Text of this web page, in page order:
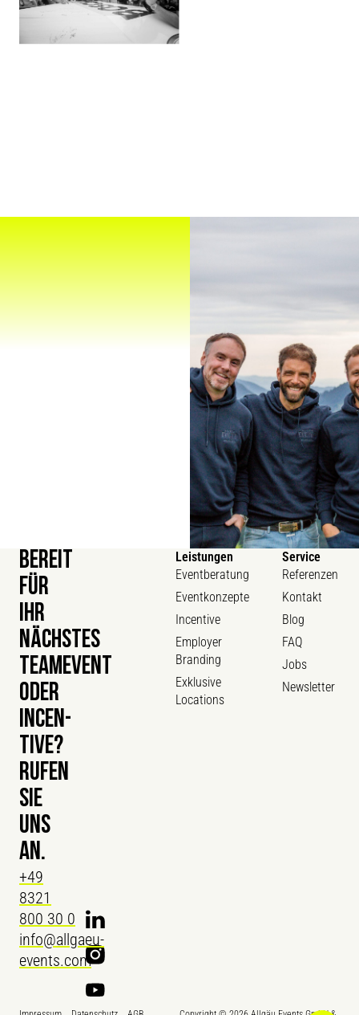
Leistungen
Eventberatung
Eventkonzepte
Incentive
Employer
Branding
Exklusive
Locations
Service
Referenzen
Kontakt
Blog
FAQ
Jobs
Newsletter
BEREIT
FÜR
IHR
NÄCHSTES
TEAMEVENT
ODER
INCEN­
TIVE?
RUFEN
SIE
UNS
AN.
+49
8321
800 30 0
info@allgaeu-
events.com